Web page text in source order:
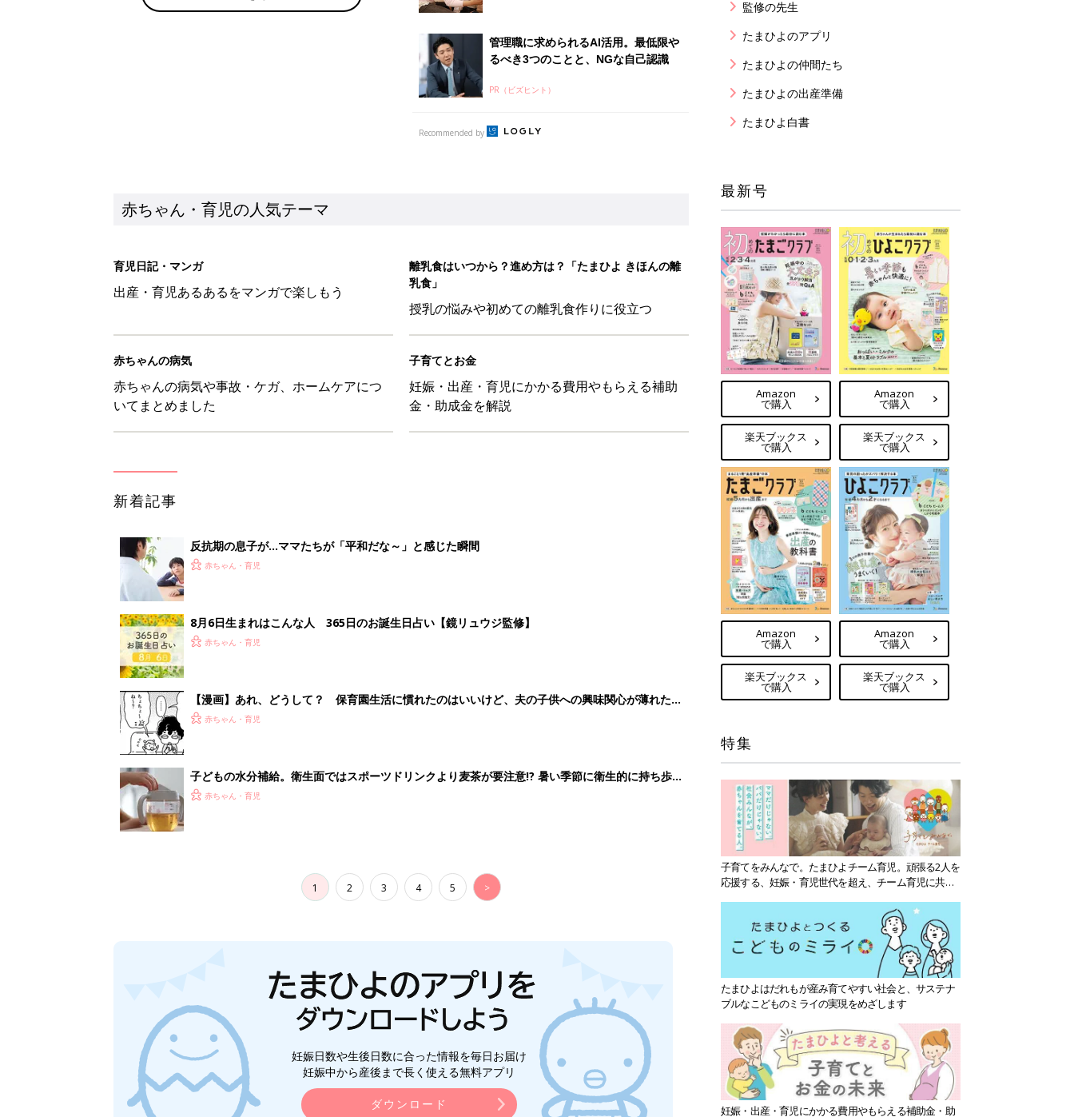
授乳の悩みや初めての離乳食作りに役立つ
子育てとお金
妊娠・出産・育児にかかる費用やもらえる補助
金・助成金を解説
反抗期の息子が...ママたちが「平和だな～」と感じた瞬間
赤ちゃん・育児
8月6日生まれはこんな人 365日のお誕生日占い【鏡リュウジ監修】
赤ちゃん・育児
【漫画】あれ、どうして？ 保育園生活に慣れたのはいいけど、夫の子供への興味関心が薄れた気
1 2 3 4 5 >
監修の先生
たまひよのアプリ
たまひよの仲間たち
たまひよの出産準備
たまひよ白書
最新号
Amazon
で購入
楽天ブックス
で購入
Amazon
で購入
楽天ブックス
で購入
Amazon
で購入
楽天ブックス
で購入
Amazon
で購入
楽天ブックス
で購入
特集
子育てをみんなで。たまひよチーム育児。頑張る2人を
応援する、妊娠・育児世代を超え、チーム育児に共感
たまひよはだれもが産み育てやすい社会と、サステナ
ブルなこどものミライの実現をめざします
妊娠・出産・育児にかかる費用やもらえる補助金・助